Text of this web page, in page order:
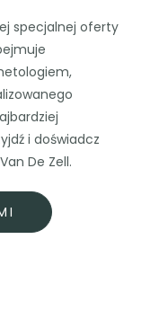
specjalnej oferty
i doświadcz
De Zell.